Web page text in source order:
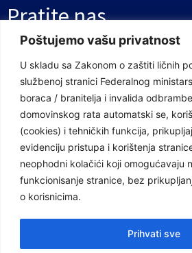
Poštujemo vašu privatnost
U skladu sa Zakonom o zaštiti ličnih
službenoj stranici Federalnog
boraca / branitelja i invalida
domovinskog rata automatski se,
(cookies) i tehničkih funkcija,
evidenciju pristupa i korištenja
neophodni kolačići koji omogućavaju
funkcionisanje stranice, bez
o korisnicima.
Prihvati sve
Pratite nas
Facebook Stranica
Youtube Kanal
Linkovi
Vlada Federacije Bosne i Hercegovine
Federalno ministarstvo finansija
Federalno ministarstvo rada i socijalne